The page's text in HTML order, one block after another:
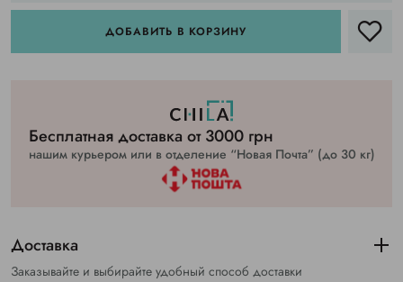
ДОБАВИТЬ В КОРЗИНУ
Бесплатная доставка от 3000 грн
нашим курьером или в отделение “Новая Почта” (до 30 кг)
Доставка
Заказывайте и выбирайте удобный способ доставки